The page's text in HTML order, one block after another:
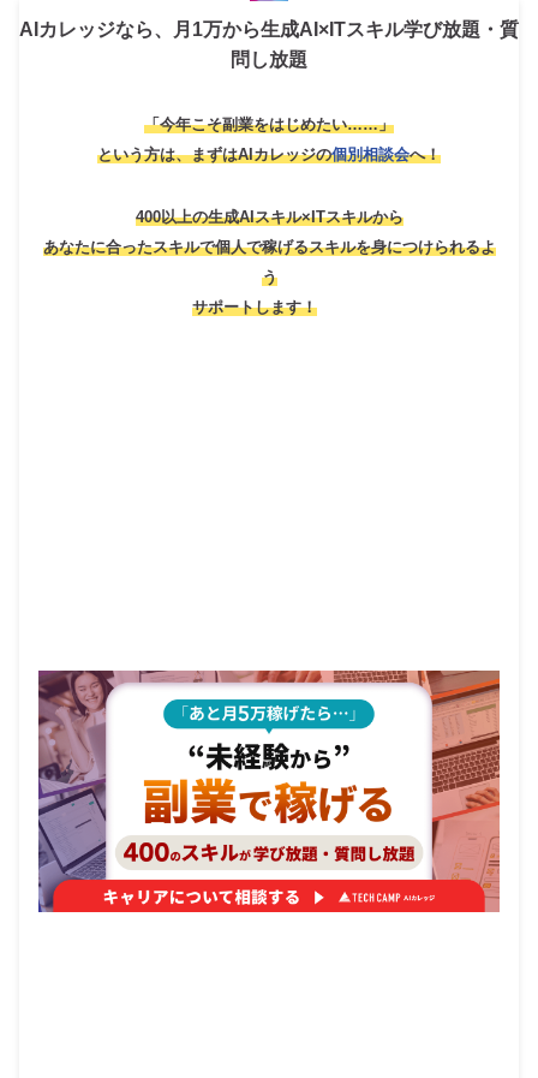
AIカレッジなら、月1万から生成AI×ITスキル学び放題・質
問し放題
「今年こそ副業をはじめたい……」
という方は、まずはAIカレッジの個別相談会へ！
400以上の生成AIスキル×ITスキルから
あなたに合ったスキルで個人で稼げるスキルを身につけられるよ
う
サポートします！